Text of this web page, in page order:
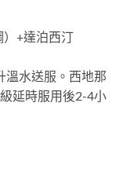
）+達泊西汀
溫水送服。西地那
延時服用後2-4小